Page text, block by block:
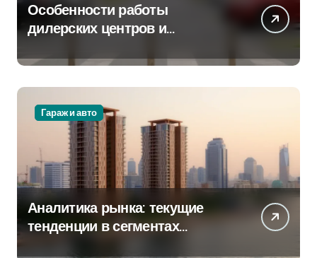
Особенности работы
дилерских центров и
крупных проспектах
Гараж и авто
Аналитика рынка: текущие
тенденции в сегментах